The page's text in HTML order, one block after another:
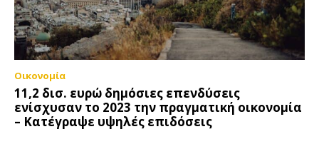
Οικονομία
11,2 δισ. ευρώ δημόσιες επενδύσεις
ενίσχυσαν το 2023 την πραγματική οικονομία
– Κατέγραψε υψηλές επιδόσεις